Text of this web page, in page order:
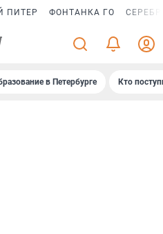
ПИТЕР ФОНТАНКА ГО
в Петербурге Кто